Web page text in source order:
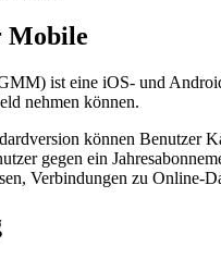
Mobile
ist eine iOS- und
nehmen können.
können Benutzer
gegen ein
Verbindungen zu Online-